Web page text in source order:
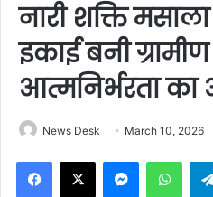
नारी शक्ति
इकाई बनी
आत्मनिर्भरता का
News Desk March 10, 2026
Facebook
X Messenger